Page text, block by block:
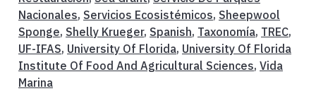
Nacionales, Servicios Ecosistémicos, Sheepwool
Sponge, Shelly Krueger, Spanish, Taxonomía, TREC,
UF-IFAS, University Of Florida, University Of Florida
Institute Of Food And Agricultural Sciences, Vida
Marina